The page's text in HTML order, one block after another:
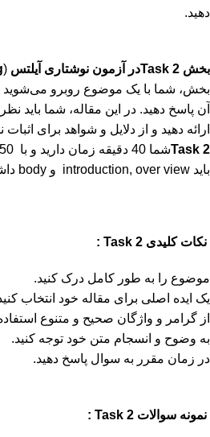
دهید.
بخش Task 2 در آزمون نوشتاری آیلتس (
بخش، شما با یک موضوع روبرو می‌شوید
آن پاسخ دهید. در این مقاله، شما باید
ارائه دهید و از دلایل و شواهد برای
Task 2
باید introduction, over view و body داشته باشد را تکمیل کنید.
نکات کلیدی Task 2
:
موضوع را به طور کامل درک کنید.
یک ایده اصلی برای مقاله خود انتخاب
از گرامر و واژگان صحیح و متنوع
به وضوح و انسجام متن خود توجه کنید.
در زمان مقرر به سوال پاسخ دهید.
نمونه سوالات Task 2 :